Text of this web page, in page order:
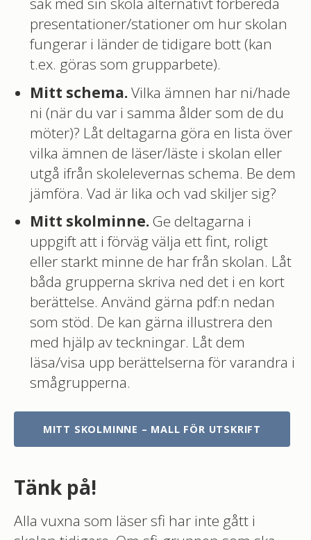
presentationer/stationer om hur skolan
fungerar i länder de tidigare bott (kan
t.ex. göras som grupparbete).
Mitt schema.Vilka ämnen har ni/hade
ni (när du var i samma ålder som de du
möter)? Låt deltagarna göra en lista över
vilka ämnen de läser/läste i skolan eller
utgå ifrån skolelevernas schema. Be dem
jämföra. Vad är lika och vad skiljer sig?
Mitt skolminne.Ge deltagarna i
uppgift att i förväg välja ett fint, roligt
eller starkt minne de har från skolan. Låt
båda grupperna skriva ned det i en kort
berättelse. Använd gärna pdf:n nedan
som stöd. De kan gärna illustrera den
med hjälp av teckningar. Låt dem
läsa/visa upp berättelserna för varandra i
smågrupperna.
MITT SKOLMINNE – MALL FÖR UTSKRIFT
Tänk på!
Alla vuxna som läser sfi har inte gått i